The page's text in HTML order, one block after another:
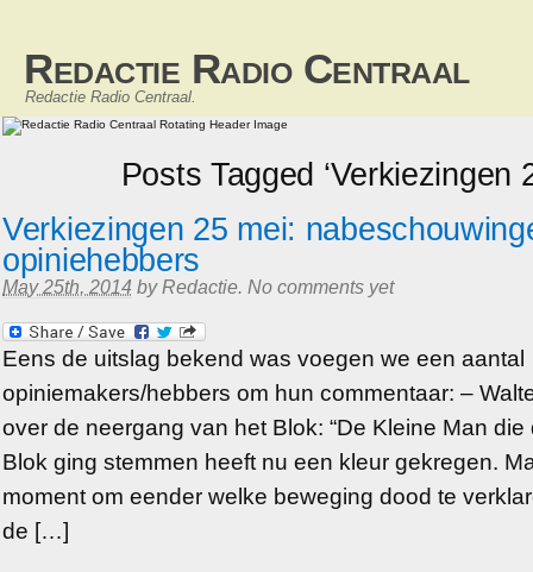
Redactie Radio Centraal
Redactie Radio Centraal.
Posts Tagged ‘Verkiezingen
Verkiezingen 25 mei:
opiniehebbers
May 25th, 2014 byRedactie. No comments yet
Eens de uitslag bekend was voegen we een aantal
opiniemakers/hebbers om hun commentaar: –
over de neergang van het Blok: “De Kleine Man
Blok ging stemmen heeft nu een kleur gekregen.
moment om eender welke beweging dood te
de […]